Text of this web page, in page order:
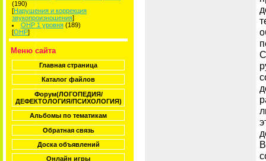
(190)
[Нарушения и коррекция
звукопроизношения]
ОНР 1 уровня (189)
[ОНР]
Меню сайта
Главная страница
Каталог файлов
Форум(ЛОГОПЕДИЯ/
ДЕФЕКТОЛОГИЯ/ПСИХОЛОГИЯ)
Альбомы по тематикам
Обратная связь
Доска объявлений
Онлайн игры